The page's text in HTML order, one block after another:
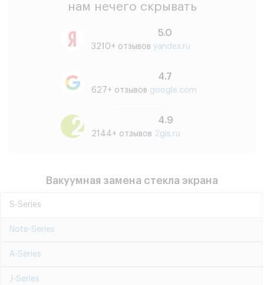
нам нечего скрывать
5.0
3210+ отзывов yandex.ru
4.7
627+ отзывов google.com
4.9
2144+ отзывов 2gis.ru
Вакуумная замена стекла экрана
S-Series
Note-Series
A-Series
J-Series